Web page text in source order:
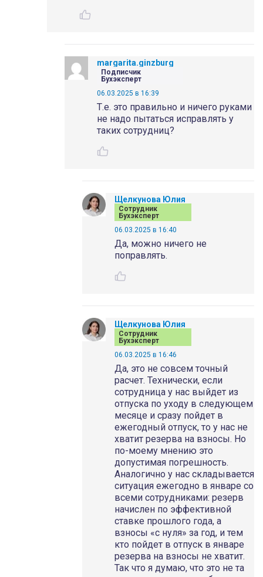
margarita.ginzburg
Подписчик
Бухэксперт
06.03.2025 в 16:39
Т.е. это правильно и ничего руками
не надо пытаться исправлять у
таких сотрудниц?
Щелкунова Юлия
Сотрудник
Бухэксперт
06.03.2025 в 16:40
Да, можно ничего не
поправлять.
Щелкунова Юлия
Сотрудник
Бухэксперт
06.03.2025 в 16:46
Да, это не совсем точный
расчет. Технически, если
сотрудница у нас выйдет из
отпуска по уходу в следующем
месяце и сразу пойдет в
ежегодный отпуск, то у нас не
хватит резерва на взносы. Но
по-моему мнению это
допустимая погрешность.
Аналогично у нас складывается
ситуация ежегодно в январе со
всеми сотрудниками: резерв
начислен по эффективной
ставке прошлого года, а
взносы «с нуля» за год, и тем
кто пойдет в отпуск в январе
резерва на взносы не хватит.
Так что я думаю, что это не та